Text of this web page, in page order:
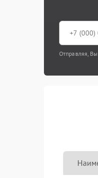
Отправляя,